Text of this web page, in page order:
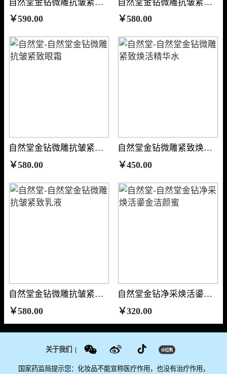
自然堂金钻微雕抗皱紧致精华液
￥590.00
自然堂金钻微雕抗皱紧致精华霜
￥580.00
自然堂金钻微雕抗皱紧致眼霜
￥580.00
自然堂金钻微雕紧致焕活精华水
￥450.00
自然堂金钻微雕抗皱紧致乳液
￥580.00
自然堂金钻净采焕活鎏金洁颜蜜
￥320.00
关于我们 |
国家药监局提示您：化妆品不能宣称医疗作用，也没有治疗作用，